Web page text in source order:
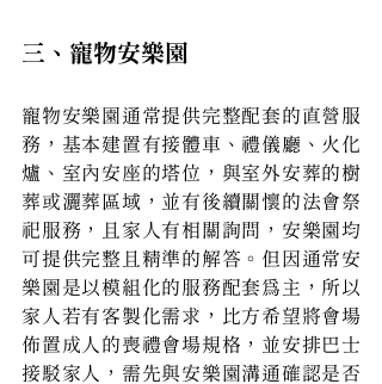
三、寵物安樂園
寵物安樂園通常提供完整配套的直營服
務，基本建置有接體車、禮儀廳、火化
爐、室內安座的塔位，與室外安葬的樹
葬或灑葬區域，並有後續關懷的法會祭
祀服務，且家人有相關詢問，安樂園均
可提供完整且精準的解答。但因通常安
樂園是以模組化的服務配套為主，所以
家人若有客製化需求，比方希望將會場
佈置成人的喪禮會場規格，並安排巴士
接駁家人，需先與安樂園溝通確認是否